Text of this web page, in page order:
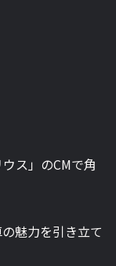
ス」のCMで角
魅力を引き立て